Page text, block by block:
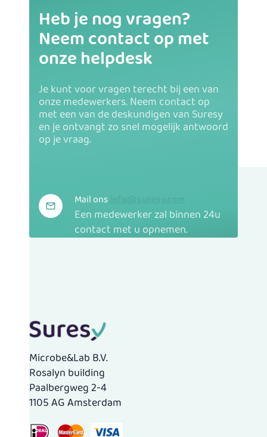
Heb je nog vragen?
Neem contact op met
onze helpdesk
Je kunt voor vragen terecht bij een van
onze medewerkers. Neem contact op
met een van de deskundigen van Suresy
en je ontvangt zo snel mogelijk antwoord
op je vraag.
Mail ons
Een medewerker zal binnen 24u
contact met u opnemen.
Microbe&Lab B.V.
Rosalyn building
Paalbergweg 2-4
1105 AG Amsterdam